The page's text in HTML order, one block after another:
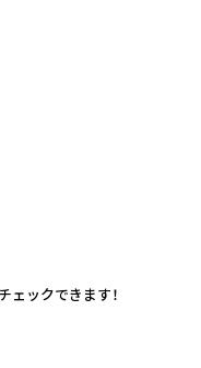
ェックできます！